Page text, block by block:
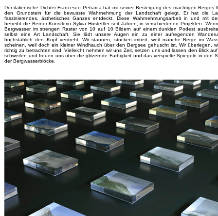
Der italienische Dichter Francesco Petrarca hat mit seiner Besteigung des mächtigen Berges
den Grundstein für die bewusste Wahrnehmung der Landschaft gelegt. Er hat die
faszinierendes, ästhetisches Ganzes entdeckt. Diese Wahrnehmungsarbeit in und mit
betreibt die Berner Künstlerin Sylvia Hostettler seit Jahren, in verschiedenen Projekten.
Bergwasser im strengen Raster von 10 auf 10 Bildern auf einem dunklen Podest
selbst eine Art Landschaft. Sie lädt unsere Augen ein zu einer aufregenden
buchstäblich den Kopf verdreht. Wir staunen, stocken irritiert, weil manche Berge im
scheinen, weil doch ein kleiner Windhauch über den Bergsee gehuscht ist. Wir überlegen,
richtig zu betrachten sind. Vielleicht nehmen wir uns Zeit, setzen uns und lassen den Blick
schweifen und freuen uns über die glitzernde Farbigkeit und das verspielte Spiegeln in den
der Bergwasserblöcke.